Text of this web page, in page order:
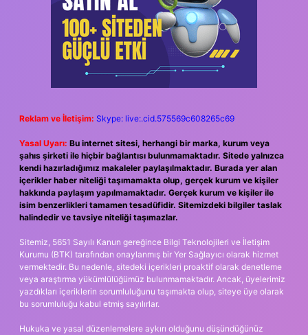
Reklam ve İletişim: Skype: live:.cid.575569c608265c69
Yasal Uyarı: Bu internet sitesi, herhangi bir marka, kurum veya
şahıs şirketi ile hiçbir bağlantısı bulunmamaktadır. Sitede yalnızca
kendi hazırladığımız makaleler paylaşılmaktadır. Burada yer alan
içerikler haber niteliği taşımamakta olup, gerçek kurum ve kişiler
hakkında paylaşım yapılmamaktadır. Gerçek kurum ve kişiler ile
isim benzerlikleri tamamen tesadüfidir. Sitemizdeki bilgiler taslak
halindedir ve tavsiye niteliği taşımazlar.
Sitemiz, 5651 Sayılı Kanun gereğince Bilgi Teknolojileri ve İletişim
Kurumu (BTK) tarafından onaylanmış bir Yer Sağlayıcı olarak hizmet
vermektedir. Bu nedenle, sitedeki içerikleri proaktif olarak denetleme
veya araştırma yükümlülüğümüz bulunmamaktadır. Ancak, üyelerimiz
yazdıkları içeriklerin sorumluluğunu taşımakta olup, siteye üye olarak
bu sorumluluğu kabul etmiş sayılırlar.
Hukuka ve yasal düzenlemelere aykırı olduğunu düşündüğünüz